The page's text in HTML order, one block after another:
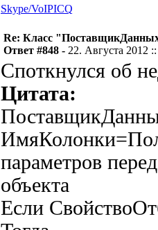
Skype/VoIPICQ
Re: Класс
Ответ #848 - 22. Августа 2012
Споткнулся об
Цитата:
параметров
объекта
Если